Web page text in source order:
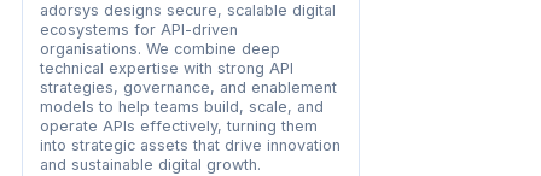
adorsys designs secure, scalable digital
ecosystems for API-driven
organisations. We combine deep
technical expertise with strong API
strategies, governance, and enablement
models to help teams build, scale, and
operate APIs effectively, turning them
into strategic assets that drive innovation
and sustainable digital growth.